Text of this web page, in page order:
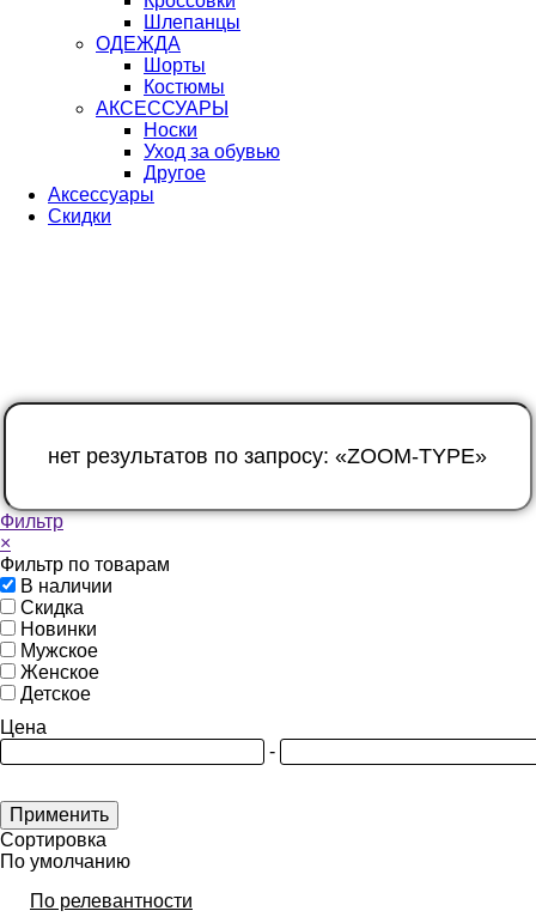
Шлепанцы
ОДЕЖДА
Шорты
Костюмы
АКСЕССУАРЫ
Носки
Уход за обувью
Другое
Аксессуары
Скидки
Фильтр
×
Фильтр по товарам
В наличии
Скидка
Новинки
Мужское
Женское
Детское
Цена
-
Применить
Сортировка
По умолчанию
По релевантности